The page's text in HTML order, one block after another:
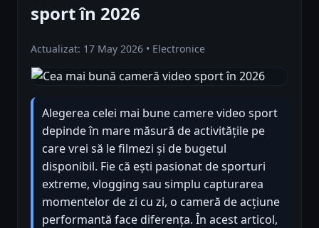
sport în 2026
Actualizat: 17 May 2026 • Electronice
Alegerea celei mai bune camere video sport
depinde în mare măsură de activitățile pe
care vrei să le filmezi și de bugetul
disponibil. Fie că ești pasionat de sporturi
extreme, vlogging sau simplu capturarea
momentelor de zi cu zi, o cameră de acțiune
performantă face diferența. În acest articol,